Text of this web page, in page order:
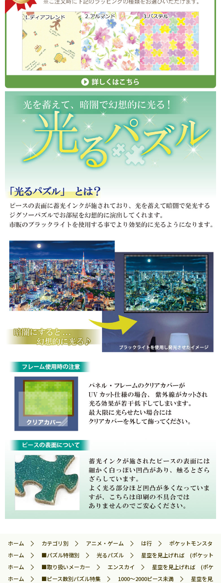
ホーム カテゴリ別 アニメ・ゲーム は行
ポケットモンスター
ホーム
■パズル特徴別 光るパズル
星空を見上げれば (ポケット
ホーム
■取り扱いメーカー エンスカイ
星空を見上げれば (ポケ
ホーム
■ピース数別パズル特集 1000～2000ピース未満
星空を見